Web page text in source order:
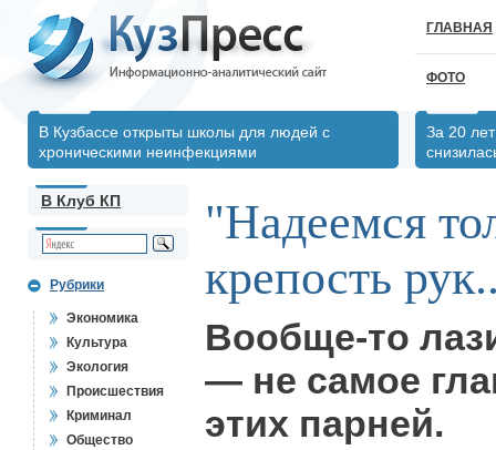
ГЛАВНАЯ
ФОТО
В Кузбассе открыты школы для людей с
хроническими неинфекциями
За 20
В Клуб КП
Рубрики
Экономика
Культура
Экология
Происшествия
Криминал
Общество
"Надеемся
крепость
Вообще-то
— не самое
этих парней.